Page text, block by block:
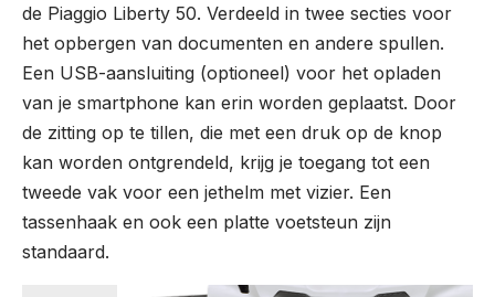
de Piaggio Liberty 50. Verdeeld in twee secties voor
het opbergen van documenten en andere spullen.
Een USB-aansluiting (optioneel) voor het opladen
van je smartphone kan erin worden geplaatst. Door
de zitting op te tillen, die met een druk op de knop
kan worden ontgrendeld, krijg je toegang tot een
tweede vak voor een jethelm met vizier. Een
tassenhaak en ook een platte voetsteun zijn
standaard.